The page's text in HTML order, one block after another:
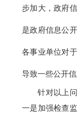
步加大，政府
是政府信息公
各事业单位对
导致一些公开
针对以上
一是加强检查